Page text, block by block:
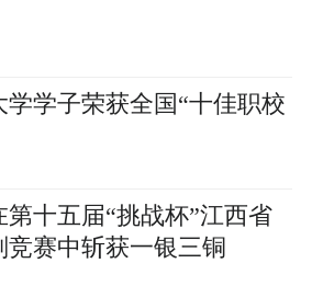
学子荣获全国“十佳职校
十五届“挑战杯”江西省
赛中斩获一银三铜